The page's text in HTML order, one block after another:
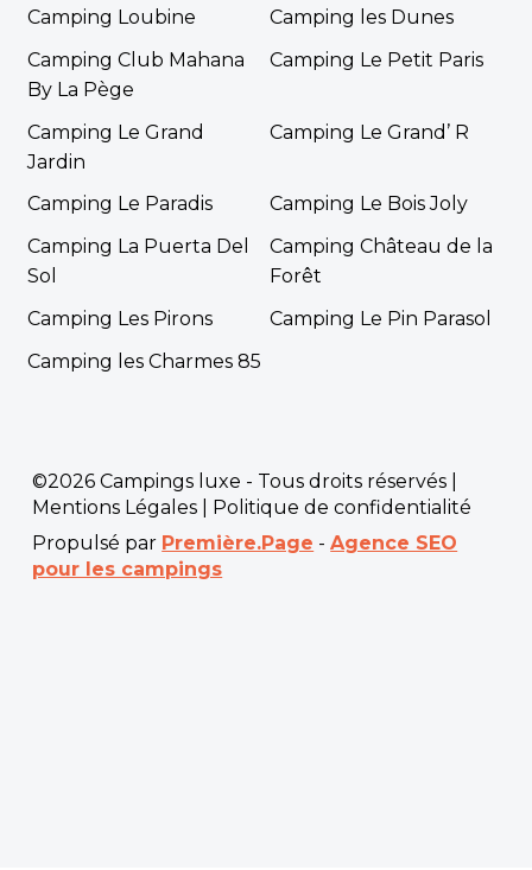
Camping Loubine
Camping les Dunes
Camping Club Mahana
By La Pège
Camping Le Petit Paris
Camping Le Grand
Jardin
Camping Le Grand’ R
Camping Le Paradis
Camping Le Bois Joly
Camping La Puerta Del
Sol
Camping Château de la
Forêt
Camping Les Pirons
Camping Le Pin Parasol
Camping les Charmes 85
©2026 Campings luxe - Tous droits réservés |
Mentions Légales
Politique de confidentialité
Propulsé par Première.Page -Agence SEO
pour les campings